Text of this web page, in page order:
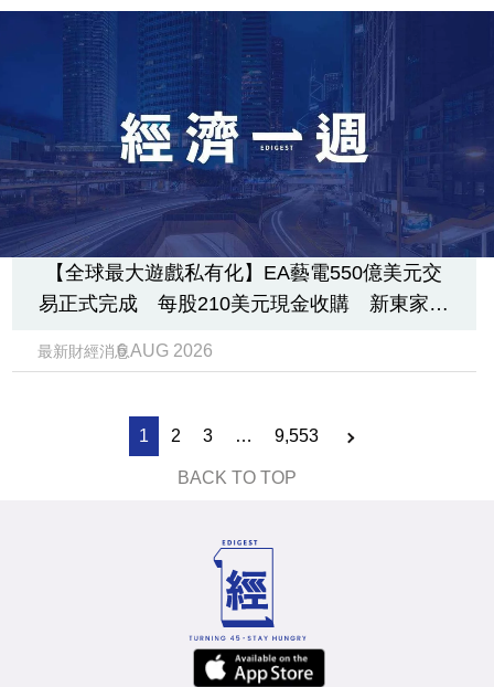
【全球最大遊戲私有化】EA藝電550億美元交
易正式完成 每股210美元現金收購 新東家揹
最新財經消息6 AUG 2026
1 2 3 … 9,553
BACK TO TOP